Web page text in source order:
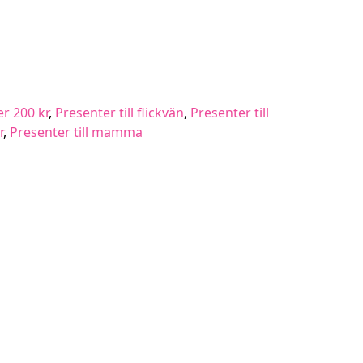
200 kr, Presenter till flickvän, Presenter till
, Presenter till mamma